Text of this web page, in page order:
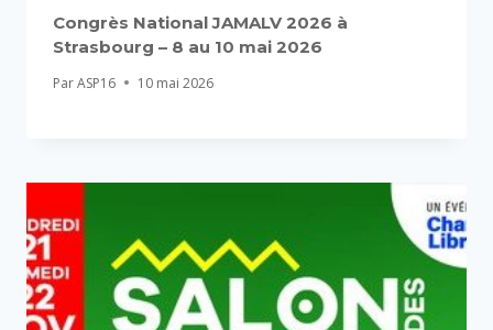
Congrès National JAMALV 2026 à
Strasbourg – 8 au 10 mai 2026
ParASP16 10 mai 2026